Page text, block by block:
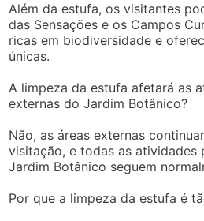
Além da estufa, os visitantes
das Sensações e os Campos
ricas em biodiversidade e
únicas.
A limpeza da estufa afetará as
externas do Jardim Botânico?
Não, as áreas externas
visitação, e todas as atividades
Jardim Botânico seguem
Por que a limpeza da estufa é